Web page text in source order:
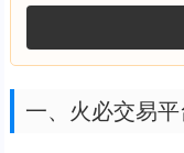
一、火必交易